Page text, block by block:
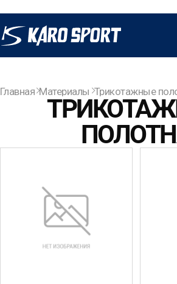
Главная Материалы Трикотажные